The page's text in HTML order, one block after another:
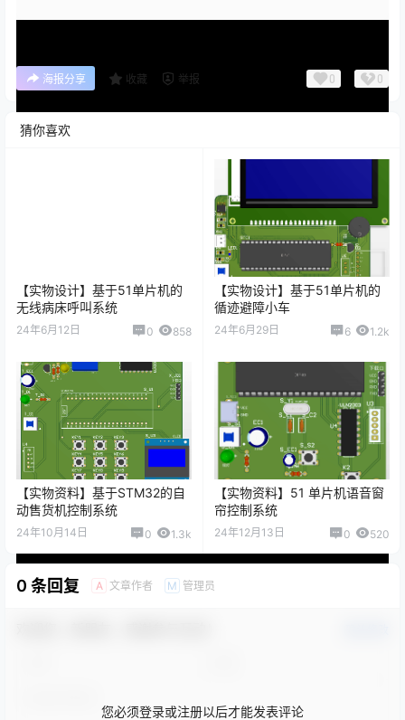
海报分享 收藏 举报 0 0
猜你喜欢
【实物设计】基于51单片机的
无线病床呼叫系统
24年6月12日 0 858
【实物设计】基于51单片机的
循迹避障小车
24年6月29日 6 1.2k
【实物资料】基于STM32的自
动售货机控制系统
24年10月14日 0 1.3k
【实物资料】51 单片机语音窗
帘控制系统
24年12月13日 0 520
0 条回复 A 文章作者 M 管理员
您必须登录或注册以后才能发表评论